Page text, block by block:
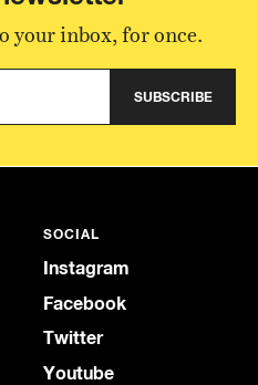
your inbox, for once.
SUBSCRIBE
SOCIAL
Instagram
Facebook
Twitter
Youtube